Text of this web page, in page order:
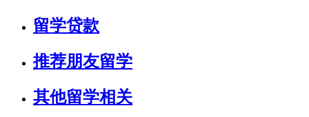
留学贷款
推荐朋友留学
其他留学相关